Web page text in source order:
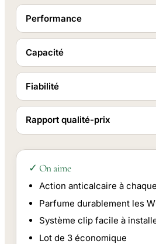
Performance
Capacité
Fiabilité
Rapport qualité-prix
✓ On aime
Action anticalcaire à
Parfume durablement les
Système clip facile à
Lot de 3 économique